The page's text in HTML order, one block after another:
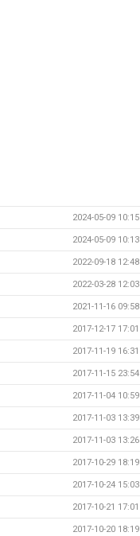
2024-05-09 10:15
2024-05-09 10:13
2022-09-18 12:48
2022-03-28 12:03
2021-11-16 09:58
2017-12-17 17:01
2017-11-19 16:31
2017-11-15 23:54
2017-11-04 10:59
2017-11-03 13:39
2017-11-03 13:26
2017-10-29 18:19
2017-10-24 15:03
2017-10-21 17:01
2017-10-20 18:19